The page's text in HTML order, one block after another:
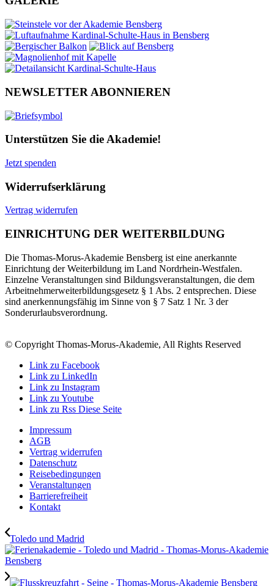
NEWSLETTER ABONNIEREN
Unterstützen Sie die Akademie!
Jetzt spenden
Widerrufserklärung
Vertrag widerrufen
EINRICHTUNG DER WEITERBILDUNG
Die Thomas-Morus-Akademie Bensberg ist eine anerkannte
Einrichtung der Weiterbildung im Land Nordrhein-Westfalen.
Einzelne Veranstaltungen sind Bildungsveranstaltungen, die dem
Arbeitnehmerweiterbildungsgesetz § 1 Abs. 2 entsprechen. Diese
sind anerkennungsfähig im Sinne von § 7 Satz 1 Nr. 3 der
Sonderurlaubsverordnung.
© Copyright Thomas-Morus-Akademie, All Rights Reserved
Link zu Facebook
Link zu LinkedIn
Link zu Instagram
Link zu Youtube
Link zu Rss Diese Seite
Impressum
AGB
Vertrag widerrufen
Datenschutz
Reisebedingungen
Veranstaltungen
Barrierefreiheit
Kontakt
Toledo und Madrid